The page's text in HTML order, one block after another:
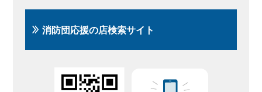
消防団応援の店検索サイト